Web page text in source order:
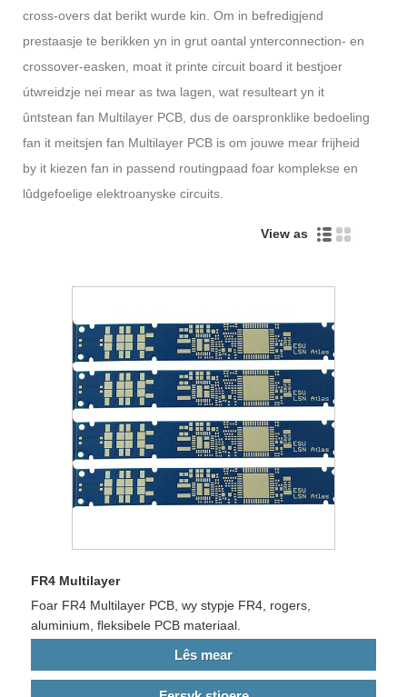
cross-overs dat berikt wurde kin. Om in befredigjend
prestaasje te berikken yn in grut oantal ynterconnection- en
crossover-easken, moat it printe circuit board it bestjoer
útwreidzje nei mear as twa lagen, wat resulteart yn it
ûntstean fan Multilayer PCB, dus de oarspronklike bedoeling
fan it meitsjen fan Multilayer PCB is om jouwe mear frijheid
by it kiezen fan in passend routingpaad foar komplekse en
lûdgefoelige elektroanyske circuits.
View as
FR4 Multilayer
Foar FR4 Multilayer PCB, wy stypje FR4, rogers,
aluminium, fleksibele PCB materiaal.
Lês mear